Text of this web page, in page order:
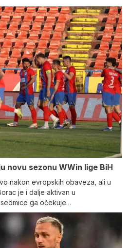
novu sezonu WWin lige BiH
nakon evropskih obaveza, ali u
je i dalje aktivan u
ga očekuje…